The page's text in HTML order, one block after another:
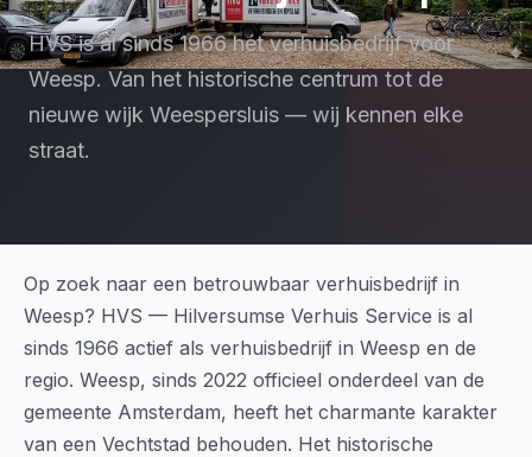
HVS is al sinds 1966 hét verhuisbedrijf voor
Weesp. Van het historische centrum tot de
nieuwe wijk Weespersluis — wij kennen elke
straat.
Op zoek naar een betrouwbaar verhuisbedrijf in
Weesp? HVS — Hilversumse Verhuis Service is al
sinds 1966 actief als verhuisbedrijf in Weesp en de
regio. Weesp, sinds 2022 officieel onderdeel van de
gemeente Amsterdam, heeft het charmante karakter
van een Vechtstad behouden. Het historische